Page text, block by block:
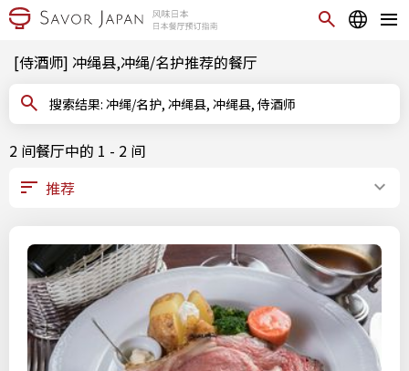
[侍酒师] 冲绳县,冲绳/名护推荐的餐厅
搜索结果: 冲绳/名护, 冲绳县, 冲绳县, 侍酒师
2 间餐厅中的 1 - 2 间